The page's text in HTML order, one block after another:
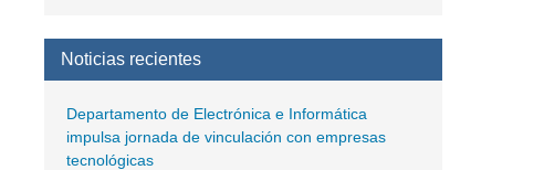
Noticias recientes
Departamento de Electrónica e Informática
impulsa jornada de vinculación con empresas
tecnológicas